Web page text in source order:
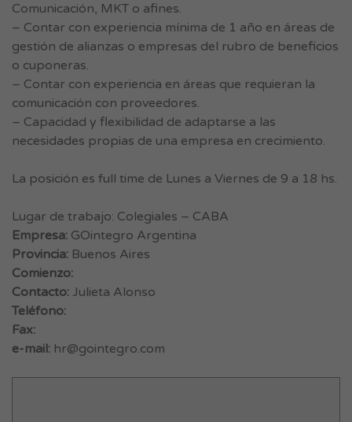
Comunicación, MKT o afines.
– Contar con experiencia mínima de 1 año en áreas de
gestión de alianzas o empresas del rubro de beneficios
o cuponeras.
– Contar con experiencia en áreas que requieran la
comunicación con proveedores.
– Capacidad y flexibilidad de adaptarse a las
necesidades propias de una empresa en crecimiento.
La posición es full time de Lunes a Viernes de 9 a 18 hs.
Lugar de trabajo: Colegiales – CABA
Empresa: GOintegro Argentina
Provincia: Buenos Aires
Comienzo:
Contacto: Julieta Alonso
Teléfono:
Fax:
e-mail: hr@gointegro.com